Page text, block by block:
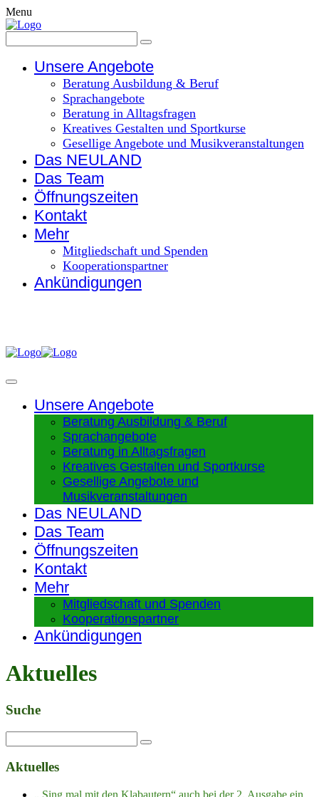
Menu
Unsere Angebote
Beratung Ausbildung & Beruf
Sprachangebote
Beratung in Alltagsfragen
Kreatives Gestalten und Sportkurse
Gesellige Angebote und Musikveranstaltungen
Das NEULAND
Das Team
Öffnungszeiten
Kontakt
Mehr
Mitgliedschaft und Spenden
Kooperationspartner
Ankündigungen
Unsere Angebote
Beratung Ausbildung & Beruf
Sprachangebote
Beratung in Alltagsfragen
Kreatives Gestalten und Sportkurse
Gesellige Angebote und
Musikveranstaltungen
Das NEULAND
Das Team
Öffnungszeiten
Kontakt
Mehr
Mitgliedschaft und Spenden
Kooperationspartner
Ankündigungen
Aktuelles
Suche
Aktuelles
„ Sing mal mit den Klabautern“ auch bei der 2. Ausgabe ein